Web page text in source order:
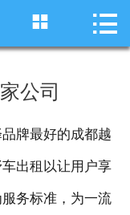
 首页
川藏线租车
服务项目
 
公司
品牌最好的成都越
出租以让用户享
务标准，为一流